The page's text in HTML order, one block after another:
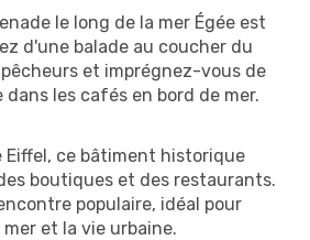
le long de la mer Égée est
d'une balade au coucher du
et imprégnez-vous de
dans les cafés en bord de mer.
Eiffel, ce bâtiment historique
boutiques et des restaurants.
populaire, idéal pour
et la vie urbaine.